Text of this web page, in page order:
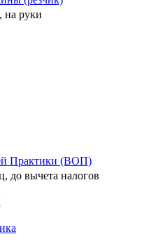
на руки
Практики (ВОП)
до вычета налогов